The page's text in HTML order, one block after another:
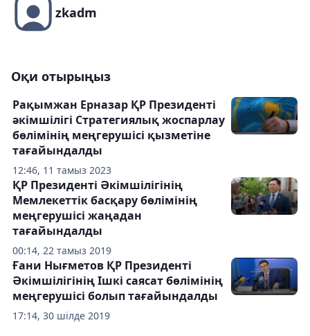
zkadm
Оқи отырыңыз
12:46, 11 тамыз 2023
Рақымжан Ерназар ҚР Президенті
әкімшілігі Стратегиялық жоспарлау
бөлімінің меңгерушісі қызметіне
тағайындалды
00:14, 22 тамыз 2019
ҚР Президенті Әкімшілігінің
Мемлекеттік басқару бөлімінің
меңгерушісі жаңадан
тағайындалды
17:14, 30 шілде 2019
Ғани Нығметов ҚР Президенті
Әкімшілігінің Ішкі саясат бөлімінің
меңгерушісі болып тағайындалды